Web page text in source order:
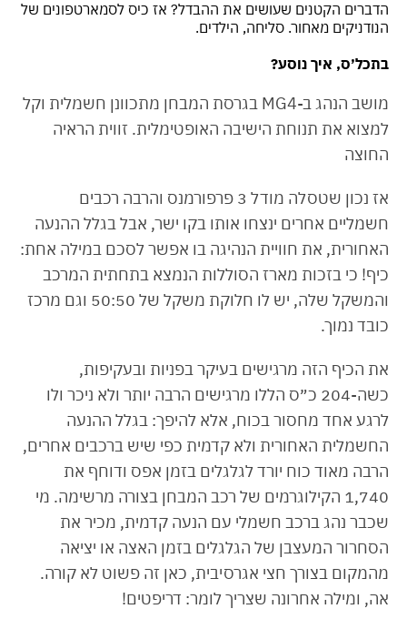
הדברים הקטנים שעושים את ההבדל? אז כיס לסמארטפונים של
הנודניקים מאחור. סליחה, הילדים.
בתכל׳ס, איך נוסע?
מושב הנהג ב-MG4 בגרסת המבחן מתכוונן חשמלית וקל
למצוא את תנוחת הישיבה האופטימלית. זווית הראיה
החוצה
אז נכון שטסלה מודל 3 פרפורמנס והרבה רכבים
חשמליים אחרים ינצחו אותו בקו ישר, אבל בגלל ההנעה
האחורית, את חוויית הנהיגה בו אפשר לסכם במילה אחת:
כיף! כי בזכות מארז הסוללות הנמצא בתחתית המרכב
והמשקל שלה, יש לו חלוקת משקל של 50:50 וגם מרכז
כובד נמוך.
את הכיף הזה מרגישים בעיקר בפניות ובעקיפות,
כשה-204 כ״ס הללו מרגישים הרבה יותר ולא ניכר ולו
לרגע אחד מחסור בכוח, אלא להיפך: בגלל ההנעה
החשמלית האחורית ולא קדמית כפי שיש ברכבים אחרים,
הרבה מאוד כוח יורד לגלגלים בזמן אפס ודוחף את
1,740 הקילוגרמים של רכב המבחן בצורה מרשימה. מי
שכבר נהג ברכב חשמלי עם הנעה קדמית, מכיר את
הסחרור המעצבן של הגלגלים בזמן האצה או יציאה
מהמקום בצורך חצי אגרסיבית, כאן זה פשוט לא קורה.
אה, ומילה אחרונה שצריך לומר: דריפטים!